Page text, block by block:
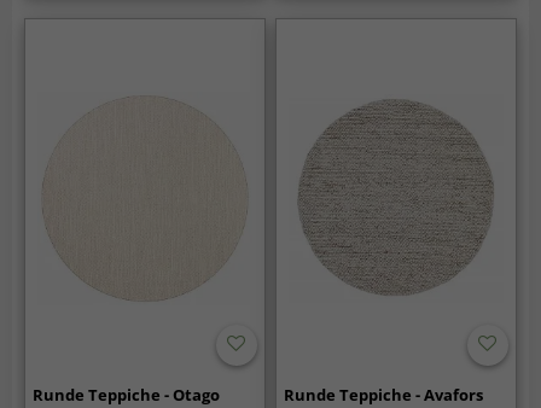
Runde Teppiche - Otago
Runde Teppiche - Avafors